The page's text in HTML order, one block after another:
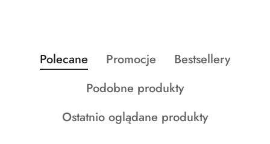
Pomiń karuzelę produktów
Produkty
o
Polecane
Produkty
statusie:
Promocje
Produkty
statusie:
Bestsellery
Produkty
statusie:
Podobne produkty
Produkty
Ostatnio oglądane produkty